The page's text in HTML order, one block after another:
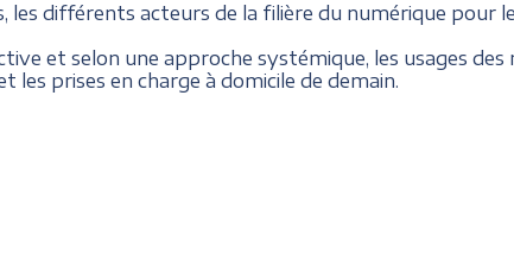
les différents acteurs de la filière du numérique pour
et selon une approche systémique, les usages des
les prises en charge à domicile de demain.